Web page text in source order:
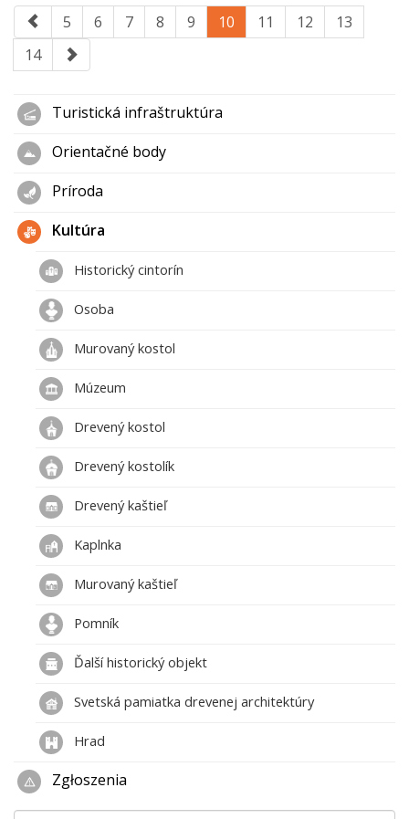
5 6 7 8 9 10 11 12
13
14
Turistická infraštruktúra
Orientačné body
Príroda
Kultúra
Historický cintorín
Osoba
Murovaný kostol
Múzeum
Drevený kostol
Drevený kostolík
Drevený kaštieľ
Kaplnka
Murovaný kaštieľ
Pomník
Ďalší historický objekt
Svetská pamiatka drevenej architektúry
Hrad
Zgłoszenia